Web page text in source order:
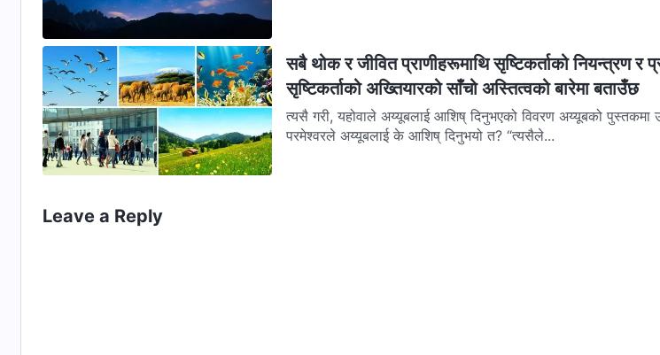
सबै थोक र जीवित प्राणीहरूमाथि सृष्टिकर्ताको नियन्त्रण र
सृष्टिकर्ताको अख्‍तियारको साँचो अस्तित्वको बारेमा बताउँछ
त्यसै गरी, यहोवाले अय्यूबलाई आशिष्‌ दिनुभएको विवरण अय्यूबको पुस्तकमा
परमेश्‍वरले अय्यूबलाई के आशिष्‌ दिनुभयो त? “त्यसैले...
Leave a Reply